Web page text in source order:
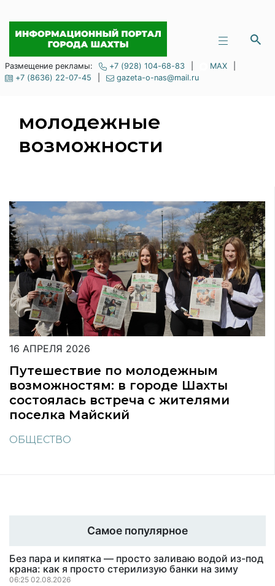
Размещение рекламы: +7 (928) 104-68-83 MAX
+7 (8636) 22-07-45
gazeta-o-nas@mail.ru
молодежные
возможности
16 АПРЕЛЯ 2026
Путешествие по молодежным
возможностям: в городе Шахты
состоялась встреча с жителями
поселка Майский
ОБЩЕСТВО
Самое популярное
Без пара и кипятка — просто заливаю водой из-под
крана: как я просто стерилизую банки на зиму
06:25 02.08.2026